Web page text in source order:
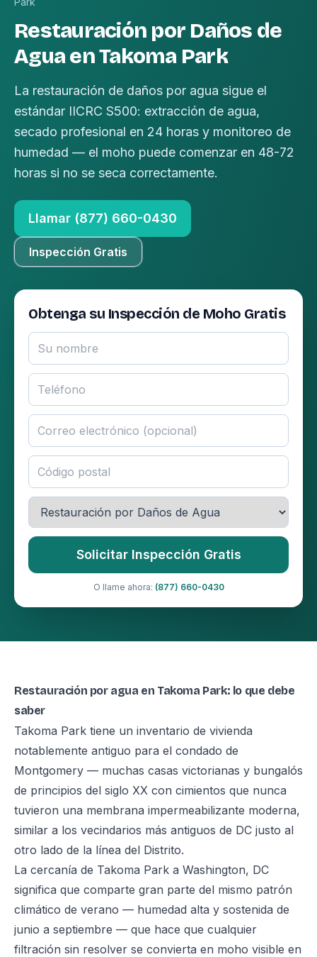
Restauración por Daños de
Agua en Takoma Park
La restauración de daños por agua sigue el
estándar IICRC S500: extracción de agua,
secado profesional en 24 horas y monitoreo de
humedad — el moho puede comenzar en 48-72
horas si no se seca correctamente.
Llamar (877) 660-0430
Inspección Gratis
Obtenga su Inspección de Moho Gratis
Solicitar Inspección Gratis
O llame ahora: (877) 660-0430
Restauración por agua en Takoma Park: lo que debe
saber
Takoma Park tiene un inventario de vivienda
notablemente antiguo para el condado de
Montgomery — muchas casas victorianas y bungalós
de principios del siglo XX con cimientos que nunca
tuvieron una membrana impermeabilizante moderna,
similar a los vecindarios más antiguos de DC justo al
otro lado de la línea del Distrito.
La cercanía de Takoma Park a Washington, DC
significa que comparte gran parte del mismo patrón
climático de verano — humedad alta y sostenida de
junio a septiembre — que hace que cualquier
filtración sin resolver se convierta en moho visible en